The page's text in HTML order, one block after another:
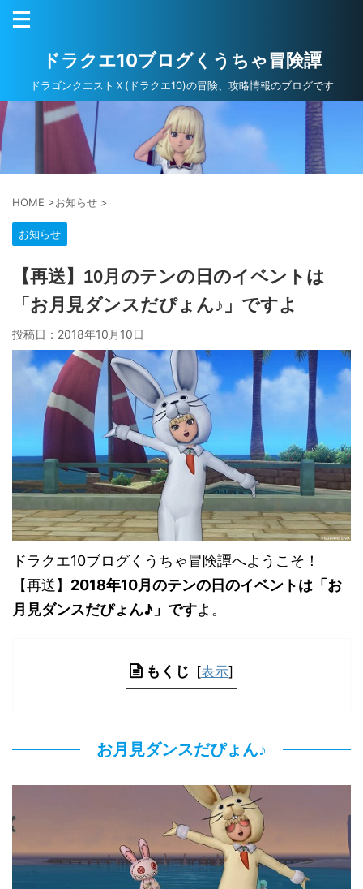
ドラクエ10ブログくうちゃ冒険譚
ドラゴンクエストＸ(ドラクエ10)の冒険、攻略情報のブログです
HOME >お知らせ >
お知らせ
【再送】10月のテンの日のイベントは
「お月見ダンスだぴょん♪」ですよ
投稿日： 2018年10月10日
ドラクエ10ブログくうちゃ冒険譚へようこそ！
【再送】 2018年10月のテンの日のイベントは「お
月見ダンスだぴょん♪」ですよ。
もくじ [表示]
お月見ダンスだぴょん♪